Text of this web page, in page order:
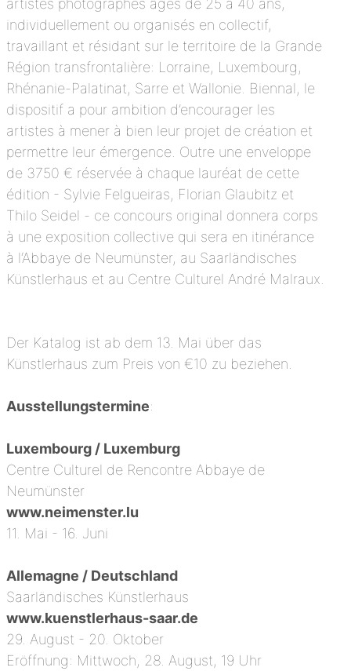
artistes photographes âgés de 25 à 40 ans,
individuellement ou organisés en collectif,
travaillant et résidant sur le territoire de la Grande
Région transfrontalière: Lorraine, Luxembourg,
Rhénanie-Palatinat, Sarre et Wallonie. Biennal, le
dispositif a pour ambition d’encourager les
artistes à mener à bien leur projet de création et
permettre leur émergence. Outre une enveloppe
de 3750 € réservée à chaque lauréat de cette
édition - Sylvie Felgueiras, Florian Glaubitz et
Thilo Seidel - ce concours original donnera corps
à une exposition collective qui sera en itinérance
à l‘Abbaye de Neumünster, au Saarländisches
Künstlerhaus et au Centre Culturel André Malraux.
Der Katalog ist ab dem 13. Mai über das
Künstlerhaus zum Preis von €10 zu beziehen.
Ausstellungstermine:
Luxembourg / Luxemburg
Centre Culturel de Rencontre Abbaye de
Neumünster
www.neimenster.lu
11. Mai - 16. Juni
Allemagne / Deutschland
Saarländisches Künstlerhaus
www.kuenstlerhaus-saar.de
29. August - 20. Oktober
Eröffnung: Mittwoch, 28. August, 19 Uhr